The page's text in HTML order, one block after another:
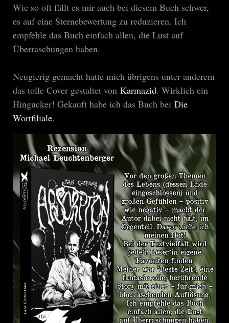
Wie so oft fällt es mir auch bei diesem Buch schwer,
es auf eine Sternebewertung zu reduzieren. Ich
empfehle das Buch einfach allen, die Lust auf
Überraschungen haben.
Neugierig gemacht hatte mich übrigens unter anderem
das tolle Cover gestaltet von Karmazid. Wirklich ein
Hingucker! Gekauft habe ich das Buch bei Die
Wortfiliale.